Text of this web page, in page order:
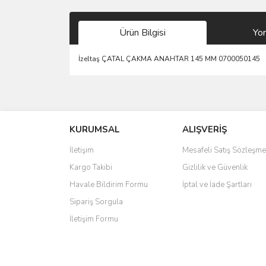
Ürün Bilgisi
İzeltaş ÇATAL ÇAKMA ANAHTAR 145 MM 0700050145
Ürün resmi kalitesiz, bozuk veya görüntülenemiyor.
Ürün açıklamasında eksik bilgiler bulunuyor.
Ürün bilgilerinde hatalar bulunuyor.
Ürün fiyatı diğer sitelerden daha pahalı.
Bu ürüne benzer farklı alternatifler olmalı.
KURUMSAL
İletişim
Kargo Takibi
Havale Bildirim Formu
Sipariş Sorgula
İletişim Formu
ALIŞVERİŞ
Mesafeli Satış
Gizlilik ve Güvenlik
İptal ve İade Şartları